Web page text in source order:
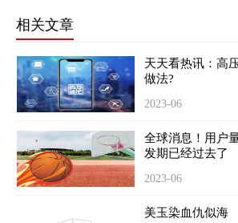
相关文章
天天看热讯：高
做法?
2023-06
全球消息！用户
发期已经过去了
2023-06
美玉染血仇似海